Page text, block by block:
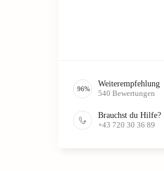
96%
Weiterempfehlung
540 Bewertungen
Brauchst du Hilfe?
+43 720 30 36 89